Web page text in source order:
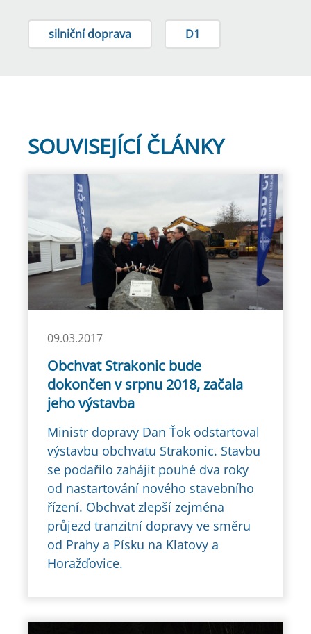
silniční doprava D1
SOUVISEJÍCÍ ČLÁNKY
09.03.2017
Obchvat Strakonic bude
dokončen v srpnu 2018, začala
jeho výstavba
Ministr dopravy Dan Ťok odstartoval
výstavbu obchvatu Strakonic. Stavbu
se podařilo zahájit pouhé dva roky
od nastartování nového stavebního
řízení. Obchvat zlepší zejména
průjezd tranzitní dopravy ve směru
od Prahy a Písku na Klatovy a
Horažďovice.